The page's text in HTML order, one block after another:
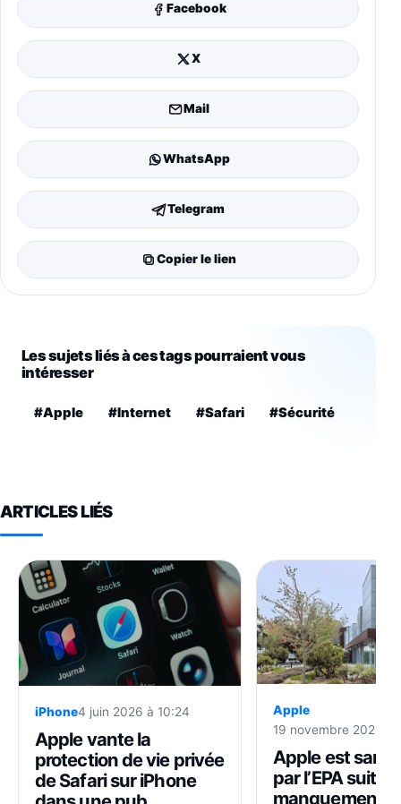
Facebook
X
Mail
WhatsApp
Telegram
Copier le lien
Les sujets liés à ces tags pourraient vous
intéresser
#Apple #Internet #Safari #Sécurité
ARTICLES LIÉS
iPhone4 juin 2026 à 10:24
Apple vante la
protection de vie privée
de Safari sur iPhone
Apple
19 novembre 2025 à
Apple est
par l’EPA suite
manquement